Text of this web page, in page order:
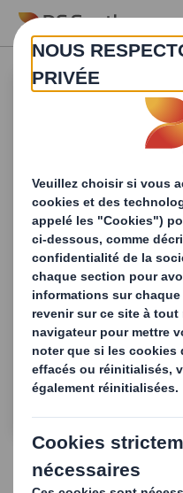
Skip to main content
dans le